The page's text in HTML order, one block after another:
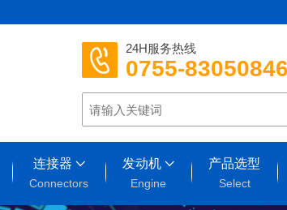
24H服务热线
0755-
连接器
Connectors
发动机
Engine
产品选型
Select